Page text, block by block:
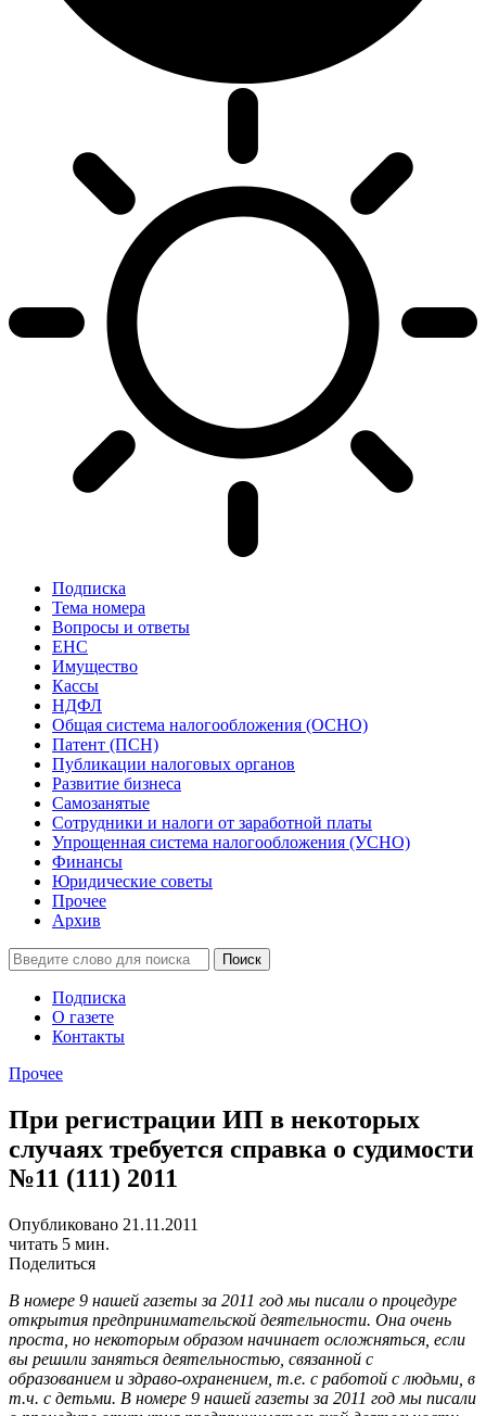
Подписка
Тема номера
Вопросы и ответы
ЕНС
Имущество
Кассы
НДФЛ
Общая система налогообложения (ОСНО)
Патент (ПСН)
Публикации налоговых органов
Развитие бизнеса
Самозанятые
Сотрудники и налоги от заработной платы
Упрощенная система налогообложения (УСНО)
Финансы
Юридические советы
Прочее
Архив
Подписка
О газете
Контакты
Прочее
При регистрации ИП в некоторых
случаях требуется справка о судимости
№11 (111) 2011
Опубликовано 21.11.2011
читать 5 мин.
Поделиться
В номере 9 нашей газеты за 2011 год мы писали о процедуре
открытия предпринимательской деятельности. Она очень
проста, но некоторым образом начинает осложняться, если
вы решили заняться деятельностью, связанной с
образованием и здраво-охранением, т.е. с работой с людьми, в
т.ч. с детьми. В номере 9 нашей газеты за 2011 год мы писали